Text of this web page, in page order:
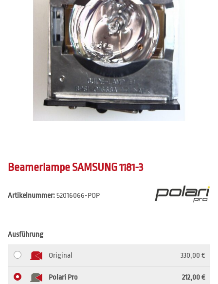
Beamerlampe SAMSUNG 1181-3
Artikelnummer:52016066-POP
Ausführung
Original 330,00 €
Polari Pro 212,00 €